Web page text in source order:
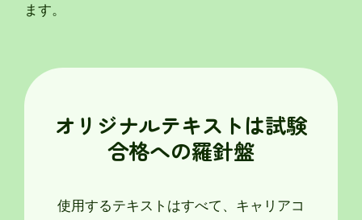
ます。
オリジナルテキストは試験
合格への羅針盤
使用するテキストはすべて、キャリアコ